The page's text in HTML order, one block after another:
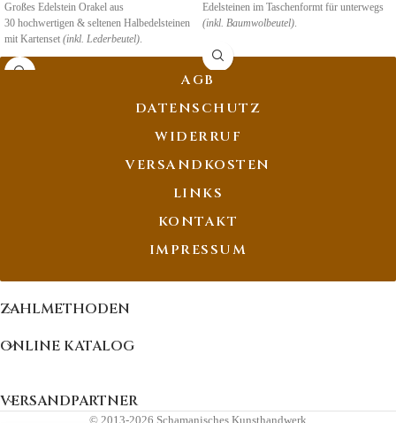
Großes Edelstein Orakel aus
30 hochwertigen & seltenen Halbedelsteinen
mit Kartenset (inkl. Lederbeutel).
Edelsteinen im Taschenformt für unterwegs
(inkl. Baumwolbeutel).
AGB
DATENSCHUTZ
WIDERRUF
VERSANDKOSTEN
LINKS
KONTAKT
IMPRESSUM
ZAHLMETHODEN
ONLINE KATALOG
VERSANDPARTNER
© 2013-2026 Schamanisches Kunsthandwerk